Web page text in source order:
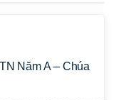
Năm A – Chúa